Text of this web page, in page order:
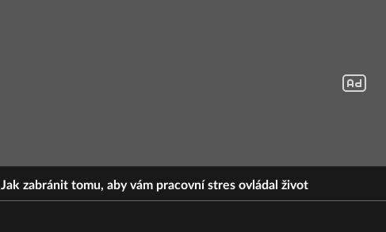
Jak zabránit tomu, aby vám pracovní stres ovládal život